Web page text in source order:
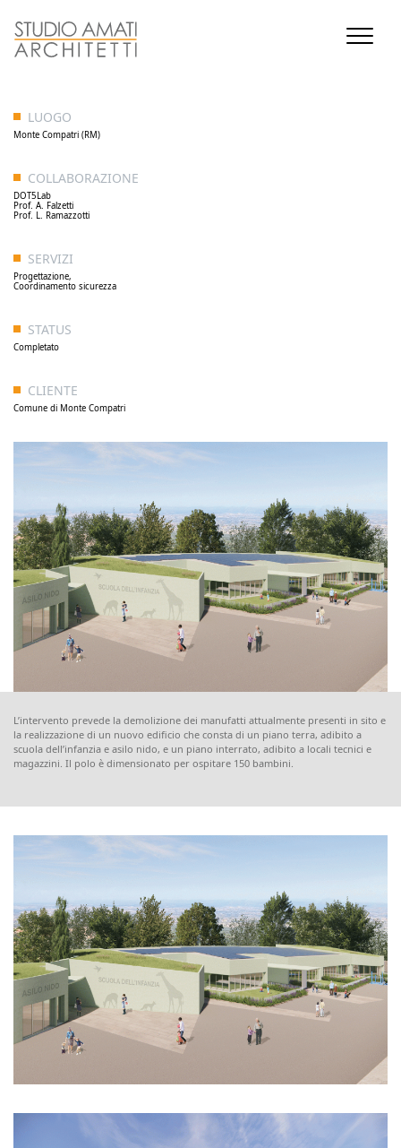
LUOGO
Monte Compatri (RM)
COLLABORAZIONE
DOT5Lab
Prof. A. Falzetti
Prof. L. Ramazzotti
SERVIZI
Progettazione,
Coordinamento sicurezza
STATUS
Completato
CLIENTE
Comune di Monte Compatri
L’intervento prevede la demolizione dei manufatti attualmente presenti in sito e
la realizzazione di un nuovo edificio che consta di un piano terra, adibito a
scuola dell’infanzia e asilo nido, e un piano interrato, adibito a locali tecnici e
magazzini. Il polo è dimensionato per ospitare 150 bambini.